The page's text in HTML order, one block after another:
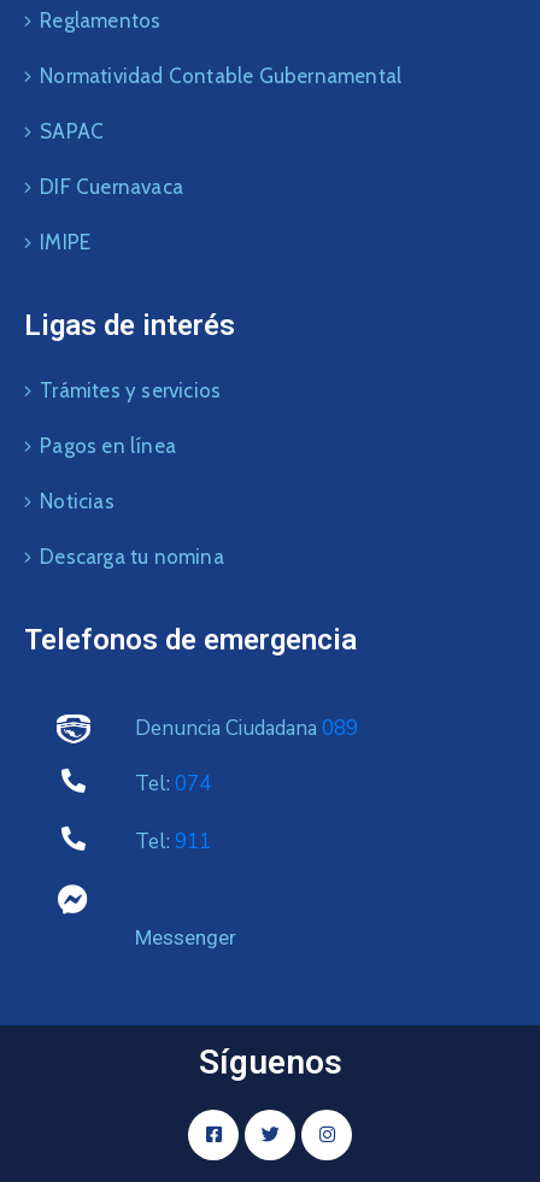
Reglamentos
Normatividad Contable Gubernamental
SAPAC
DIF Cuernavaca
IMIPE
Ligas de interés
Trámites y servicios
Pagos en línea
Noticias
Descarga tu nomina
Telefonos de emergencia
Denuncia Ciudadana 089
Tel: 074
Tel: 911
Messenger
Síguenos